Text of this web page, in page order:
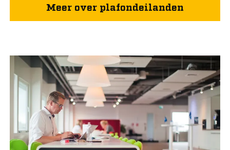
Meer over plafondeilanden